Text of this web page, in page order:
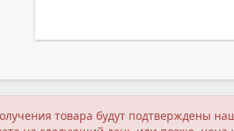
товара будут подтверждены